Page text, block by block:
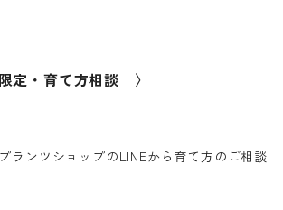
定・育て方相談 〉
ランツショップのLINEから育て方のご相談